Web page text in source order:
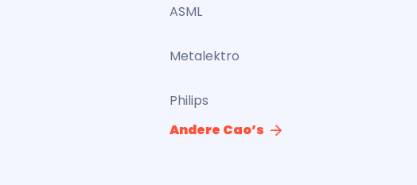
ASML
Metalektro
Philips
Andere Cao’s